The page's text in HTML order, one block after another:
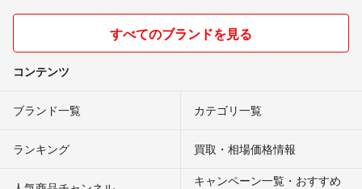
すべてのブランドを見る
コンテンツ
ブランド一覧 カテゴリ一覧
ランキング 買取・相場価格情報
キャンペーン一覧・おすすめ